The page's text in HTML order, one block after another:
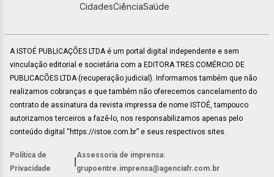
CidadesCiênciaSaúde
A ISTOÉ PUBLICAÇÕES LTDA é um portal digital independente e sem
vinculação editorial e societária com a EDITORA TRES COMÉRCIO DE
PUBLICACÕES LTDA (recuperação judicial). Informamos também que não
realizamos cobranças e que também não oferecemos cancelamento do
contrato de assinatura da revista impressa de nome ISTOÉ, tampouco
autorizamos terceiros a fazê-lo, nos responsabilizamos apenas pelo
conteúdo digital “https://istoe.com.br” e seus respectivos sites.
Política de
Privacidade
Assessoria de imprensa:
grupoentre.imprensa@agenciafr.com.br